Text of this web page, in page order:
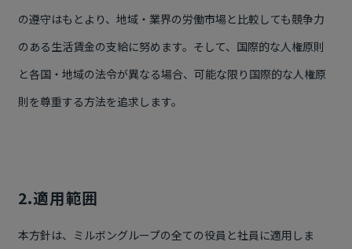
の遵守はもとより、地域・業界の労働市場と比較しても競争力
のある生活賃金の支給に努めます。そして、国際的な人権原則
と各国・地域の法令が異なる場合、可能な限り国際的な人権原
則を尊重する方法を追求します。
2.適用範囲
本方針は、ミルボングループの全ての役員と社員に適用しま